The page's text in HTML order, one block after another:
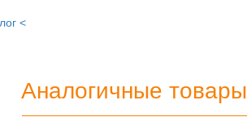
<
Аналогичные товары